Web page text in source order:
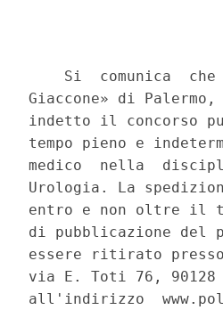
Si  comunica  che
Giaccone» di
indetto il concorso
tempo pieno e
medico  nella
Urologia. La
entro e non oltre il
di pubblicazione del
essere ritirato
via E. Toti 76,
all'indirizzo